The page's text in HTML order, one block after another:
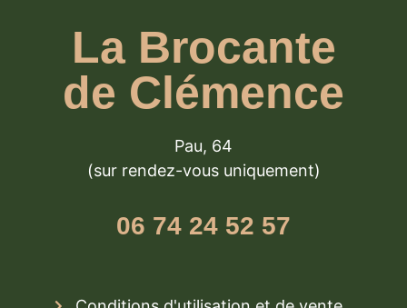
La Brocante
de Clémence
Pau, 64
(sur rendez-vous uniquement)
06 74 24 52 57